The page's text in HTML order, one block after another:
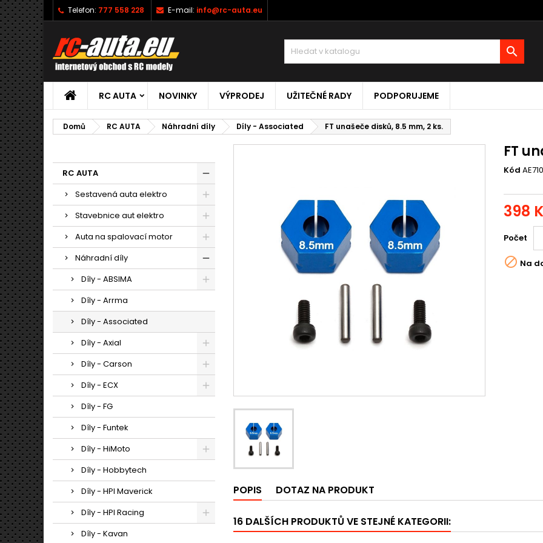
Telefon: 777 558 228 E-mail: info@rc-auta.eu

RC AUTA NOVINKY VÝPRODEJ UŽITEČNÉ RADY PODPORUJEME
Domů RC AUTA Náhradní díly Díly - Associated FT unašeče disků, 8.5 mm, 2 ks.
RC AUTA
Sestavená auta elektro
Stavebnice aut elektro
Auta na spalovací motor
Náhradní díly
Díly - ABSIMA
Díly - Arrma
Díly - Associated
Díly - Axial
Díly - Carson
Díly - ECX
Díly - FG
Díly - Funtek
Díly - HiMoto
Díly - Hobbytech
Díly - HPI Maverick
Díly - HPI Racing
Díly - Kavan
FT
Kód
398
Počet
 Na
POPIS DOTAZ NA PRODUKT
16 DALŠÍCH PRODUKTŮ VE STEJNÉ KATEGORII: